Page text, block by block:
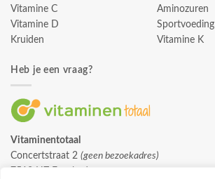
Vitamine C
Vitamine D
Kruiden
Aminozuren
Sportvoeding
Vitamine K
Heb je een vraag?
Vitaminentotaal
Concertstraat 2 (geen bezoekadres)